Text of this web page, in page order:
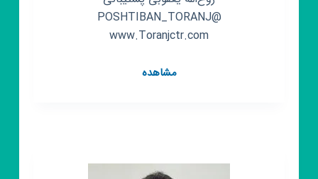
@POSHTIBAN_TORANJ
www.Toranjctr.com
مشاهدهکانال